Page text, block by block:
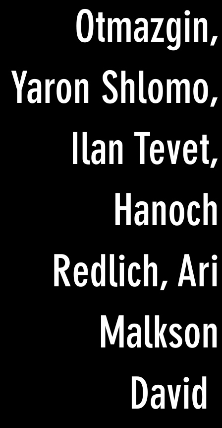
Otmazgin,
Yaron Shlomo,
Ilan Tevet,
Hanoch
Redlich, Ari
Malkson
David